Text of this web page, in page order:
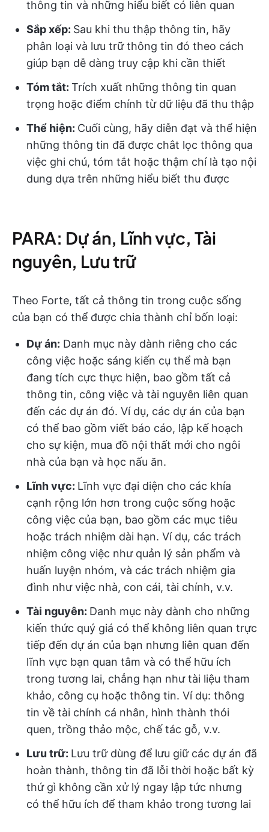
thông tin và những hiểu biết có liên quan
Sắp xếp: Sau khi thu thập thông tin, hãy
phân loại và lưu trữ thông tin đó theo cách
giúp bạn dễ dàng truy cập khi cần thiết
Tóm tắt: Trích xuất những thông tin quan
trọng hoặc điểm chính từ dữ liệu đã thu thập
Thể hiện: Cuối cùng, hãy diễn đạt và thể hiện
những thông tin đã được chắt lọc thông qua
việc ghi chú, tóm tắt hoặc thậm chí là tạo nội
dung dựa trên những hiểu biết thu được
PARA: Dự án, Lĩnh vực, Tài
nguyên, Lưu trữ
Theo Forte, tất cả thông tin trong cuộc sống
của bạn có thể được chia thành chỉ bốn loại:
Dự án: Danh mục này dành riêng cho các
công việc hoặc sáng kiến cụ thể mà bạn
đang tích cực thực hiện, bao gồm tất cả
thông tin, công việc và tài nguyên liên quan
đến các dự án đó. Ví dụ, các dự án của bạn
có thể bao gồm viết báo cáo, lập kế hoạch
cho sự kiện, mua đồ nội thất mới cho ngôi
nhà của bạn và học nấu ăn.
Lĩnh vực: Lĩnh vực đại diện cho các khía
cạnh rộng lớn hơn trong cuộc sống hoặc
công việc của bạn, bao gồm các mục tiêu
hoặc trách nhiệm dài hạn. Ví dụ, các trách
nhiệm công việc như quản lý sản phẩm và
huấn luyện nhóm, và các trách nhiệm gia
đình như việc nhà, con cái, tài chính, v.v.
Tài nguyên: Danh mục này dành cho những
kiến thức quý giá có thể không liên quan trực
tiếp đến dự án của bạn nhưng liên quan đến
lĩnh vực bạn quan tâm và có thể hữu ích
trong tương lai, chẳng hạn như tài liệu tham
khảo, công cụ hoặc thông tin. Ví dụ: thông
tin về tài chính cá nhân, hình thành thói
quen, trồng thảo mộc, chế tác gỗ, v.v.
Lưu trữ: Lưu trữ dùng để lưu giữ các dự án đã
hoàn thành, thông tin đã lỗi thời hoặc bất kỳ
thứ gì không cần xử lý ngay lập tức nhưng
có thể hữu ích để tham khảo trong tương lai